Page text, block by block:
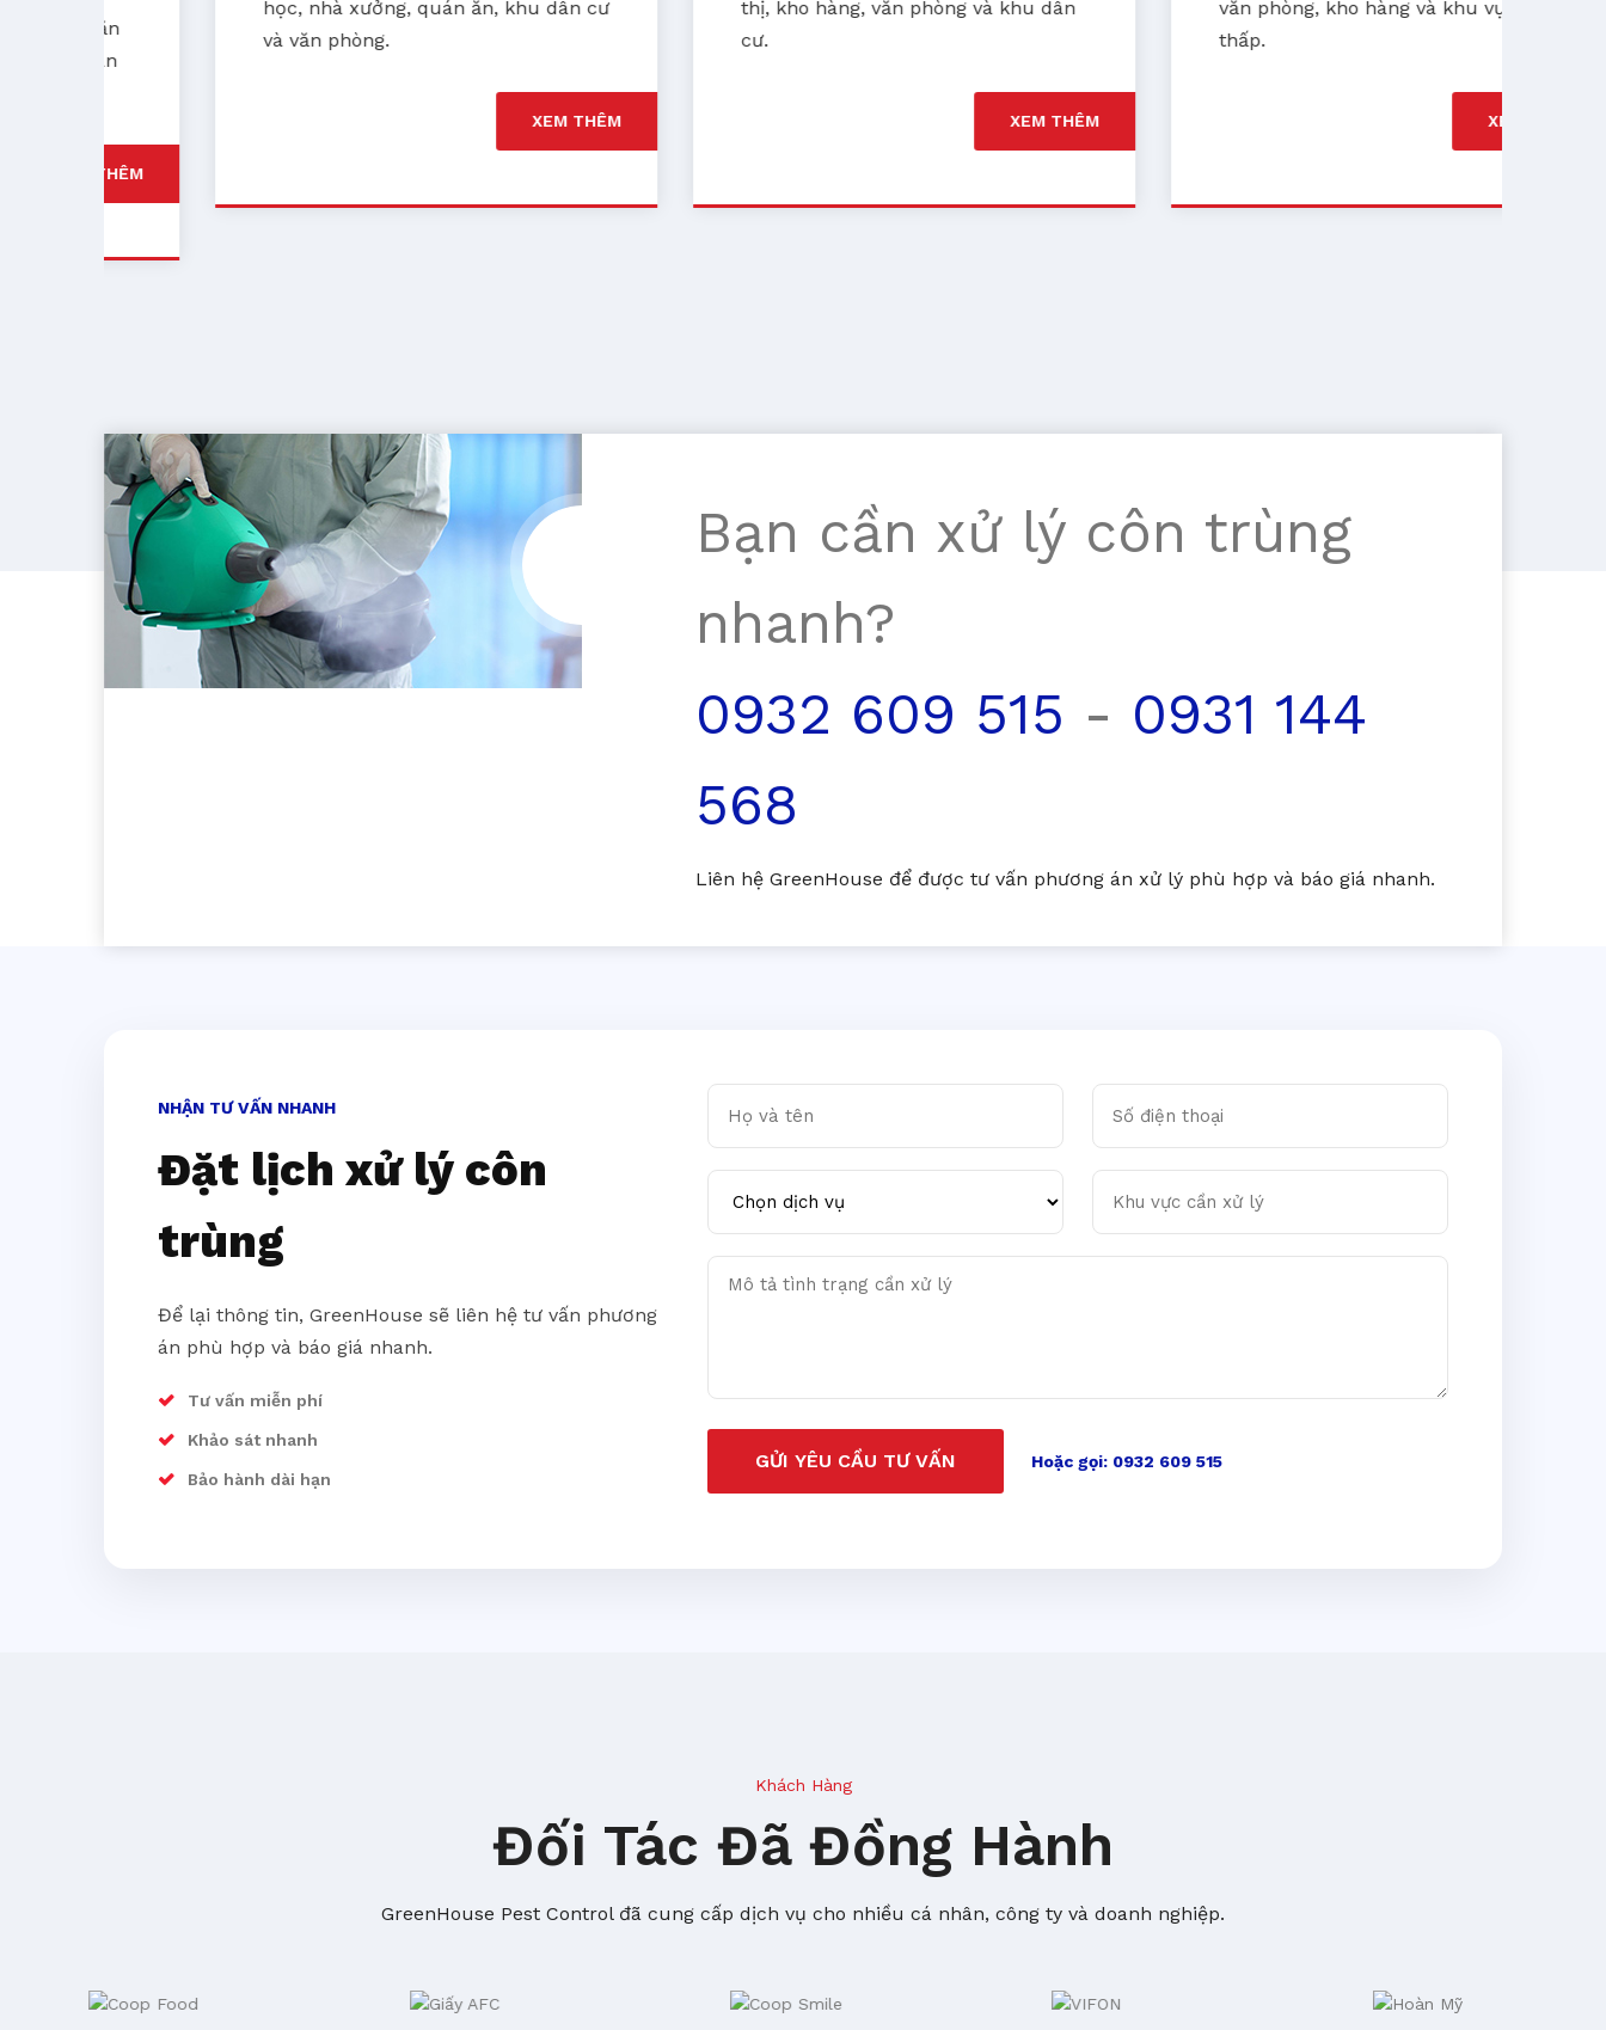
học, nhà xưởng, quán ăn, khu dân cư
và văn phòng.
thị, kho hàng, văn phòng và khu dân
văn phòng, kho hàng và khu vực ẩm
Bạn cần xử lý côn trùng
nhanh?
0932 609 515 - 0931 144
568
Liên hệ GreenHouse để được tư vấn phương án xử lý phù hợp và báo giá nhanh.
NHẬN TƯ VẤN NHANH
Đặt lịch xử lý côn
trùng
Để lại thông tin, GreenHouse sẽ liên hệ tư vấn phương
án phù hợp và báo giá nhanh.
Tư vấn miễn phí
Khảo sát nhanh
Bảo hành dài hạn
Họ và tên Số điện thoại
Chọn dịch vụ Khu vực cần xử lý
Mô tả tình trạng cần xử lý
GỬI YÊU CẦU TƯ VẤN Hoặc gọi: 0932 609 515
Khách Hàng
Đối Tác Đã Đồng Hành
GreenHouse Pest Control đã cung cấp dịch vụ cho nhiều cá nhân, công ty và doanh nghiệp.